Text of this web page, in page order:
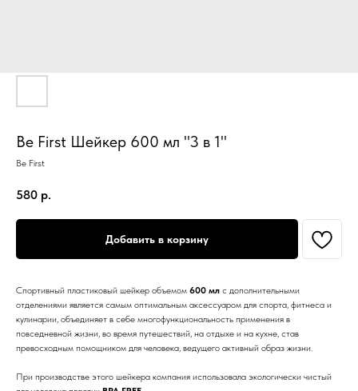
Be First Шейкер 600 мл "3 в 1"
Be First
580 р.
Добавить в корзину
Спортивный пластиковый шейкер объемом 600 мл с дополнительными
отделениями является самым оптимальным аксессуаром для спорта, фитнеса и
кулинарии, объединяет в себе многофункциональность применения в
повседневной жизни, во время путешествий, на отдыхе и на кухне, став
превосходным помощником для человека, ведущего активный образ жизни.
При производстве этого шейкера компания использовала экологически чистый